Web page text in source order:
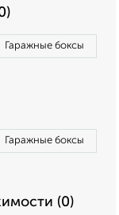
Гаражные боксы
Гаражные боксы
(0)